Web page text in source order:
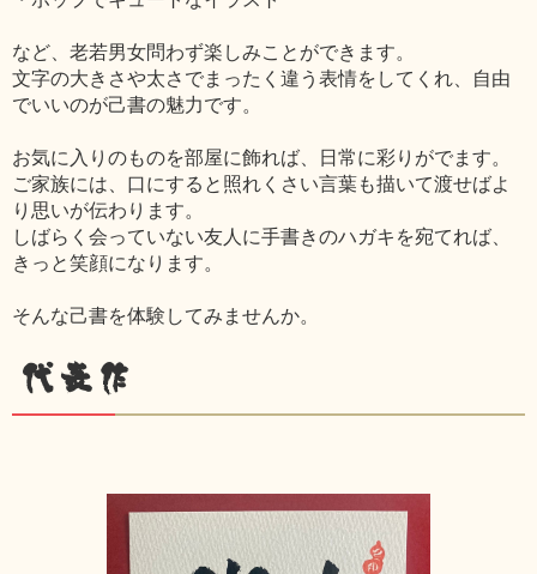
など、老若男女問わず楽しみことができます。
文字の大きさや太さでまったく違う表情をしてくれ、自由
でいいのが己書の魅力です。
お気に入りのものを部屋に飾れば、日常に彩りがでます。
ご家族には、口にすると照れくさい言葉も描いて渡せばよ
り思いが伝わります。
しばらく会っていない友人に手書きのハガキを宛てれば、
きっと笑顔になります。
そんな己書を体験してみませんか。
代表作